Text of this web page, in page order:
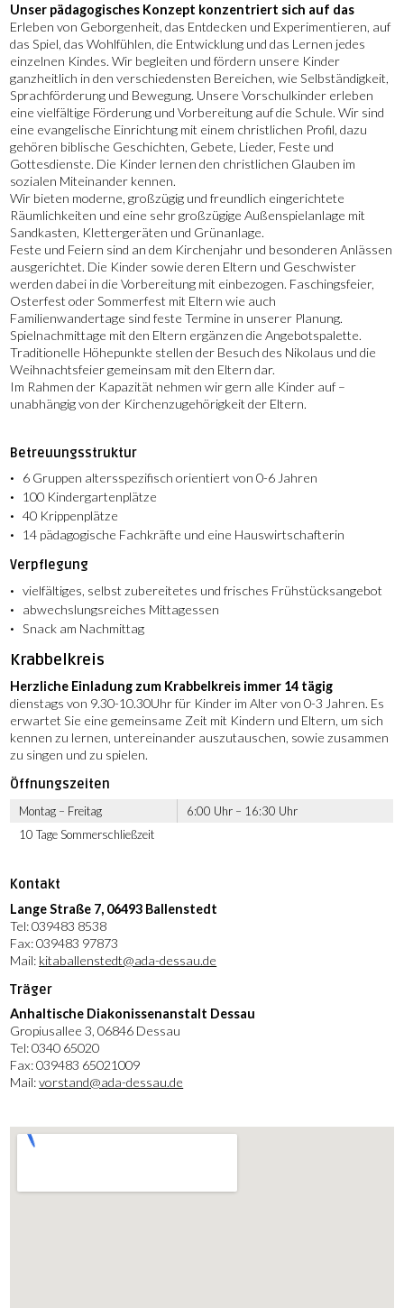
Unser pädagogisches Konzept konzentriert sich auf das
Erleben von Geborgenheit, das Entdecken und Experimentieren, auf
das Spiel, das Wohlfühlen, die Entwicklung und das Lernen jedes
einzelnen Kindes. Wir begleiten und fördern unsere Kinder
ganzheitlich in den verschiedensten Bereichen, wie Selbständigkeit,
Sprachförderung und Bewegung. Unsere Vorschulkinder erleben
eine vielfältige Förderung und Vorbereitung auf die Schule. Wir sind
eine evangelische Einrichtung mit einem christlichen Profil, dazu
gehören biblische Geschichten, Gebete, Lieder, Feste und
Gottesdienste. Die Kinder lernen den christlichen Glauben im
sozialen Miteinander kennen.
Wir bieten moderne, großzügig und freundlich eingerichtete
Räumlichkeiten und eine sehr großzügige Außenspielanlage mit
Sandkasten, Klettergeräten und Grünanlage.
Feste und Feiern sind an dem Kirchenjahr und besonderen Anlässen
ausgerichtet. Die Kinder sowie deren Eltern und Geschwister
werden dabei in die Vorbereitung mit einbezogen. Faschingsfeier,
Osterfest oder Sommerfest mit Eltern wie auch
Familienwandertage sind feste Termine in unserer Planung.
Spielnachmittage mit den Eltern ergänzen die Angebotspalette.
Traditionelle Höhepunkte stellen der Besuch des Nikolaus und die
Weihnachtsfeier gemeinsam mit den Eltern dar.
Im Rahmen der Kapazität nehmen wir gern alle Kinder auf –
unabhängig von der Kirchenzugehörigkeit der Eltern.
Betreuungsstruktur
6 Gruppen altersspezifisch orientiert von 0-6 Jahren
100 Kindergartenplätze
40 Krippenplätze
14 pädagogische Fachkräfte und eine Hauswirtschafterin
Verpflegung
vielfältiges, selbst zubereitetes und frisches Frühstücksangebot
abwechslungsreiches Mittagessen
Snack am Nachmittag
Krabbelkreis
Herzliche Einladung zum Krabbelkreis immer 14 tägig
dienstags von 9.30-10.30Uhr für Kinder im Alter von 0-3 Jahren. Es
erwartet Sie eine gemeinsame Zeit mit Kindern und Eltern, um sich
kennen zu lernen, untereinander auszutauschen, sowie zusammen
zu singen und zu spielen.
Öffnungszeiten
Montag – Freitag
6:00 Uhr – 16:30 Uhr
10 Tage Sommerschließzeit
Kontakt
Lange Straße 7, 06493 Ballenstedt
Tel: 039483 8538
Fax: 039483 97873
Mail: kitaballenstedt@ada-dessau.de
Träger
Anhaltische Diakonissenanstalt Dessau
Gropiusallee 3, 06846 Dessau
Tel: 0340 65020
Fax: 039483 65021009
Mail:vorstand@ada-dessau.de